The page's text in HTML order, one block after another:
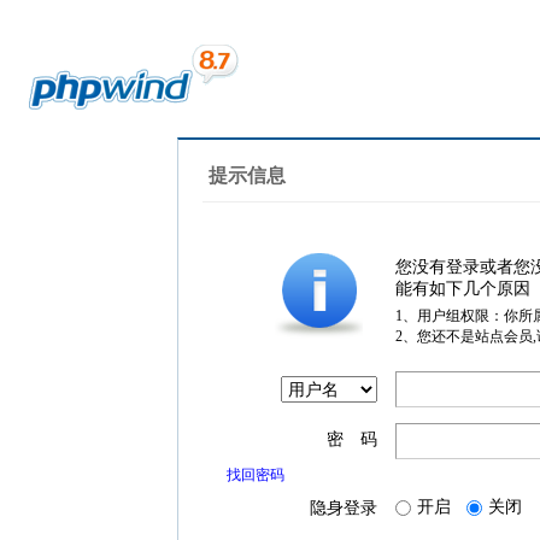
提示信息
您没有登录或者您
能有如下几个原因
1、用户组权限：你所
2、您还不是站点会员
密 码
找回密码
隐身登录 开启 关闭